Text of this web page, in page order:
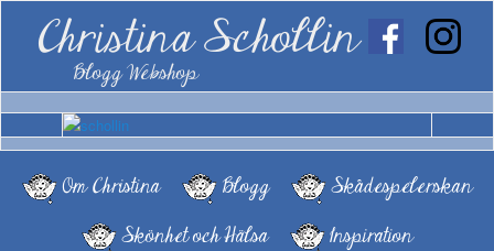
Christina Schollin
Blogg Webshop
Om Christina Blogg
Skådespelerskan
Skönhet och Hälsa
Inspiration